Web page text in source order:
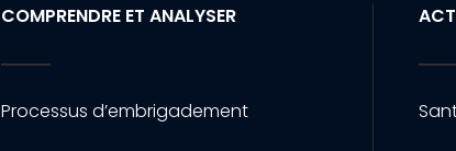
COMPRENDRE ET ANALYSER
Processus d’embrigadement